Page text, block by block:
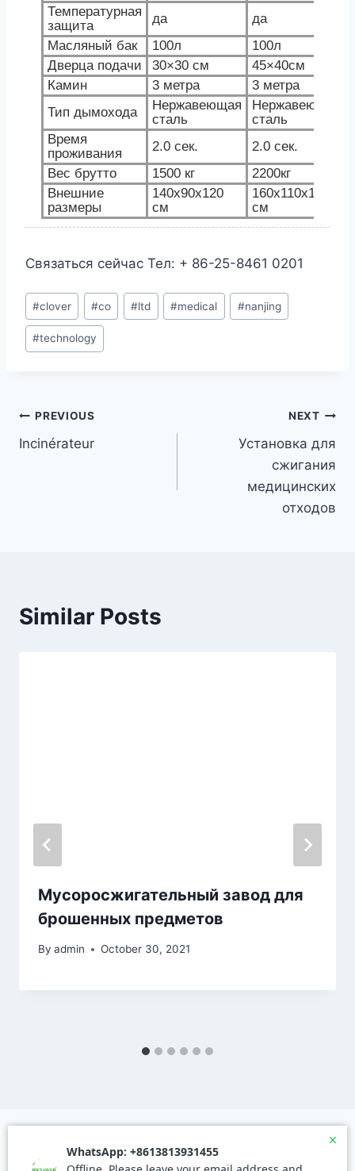
Температурная
защита
да да
Масляный бак
100л 100л
Дверца подачи
30×30 см 45×40см
Камин
3 метра 3 метра
Тип дымохода
Нержавеющая
сталь
Нержавеющая
сталь
Время
проживания
2.0 сек. 2.0 сек.
Вес брутто
1500 кг 2200кг
Внешние
размеры
140x90x120
см
160x110x130
см
Связаться сейчас Тел: + 86-25-8461 0201
Post
Tags:
#clover #co #ltd #medical #nanjing
#technology
Post
navigation
PREVIOUS
Incinérateur
NEXT
Установка для
сжигания
медицинских
отходов
Similar Posts
Мусоросжигательный завод для
брошенных предметов
By admin October 30, 2021